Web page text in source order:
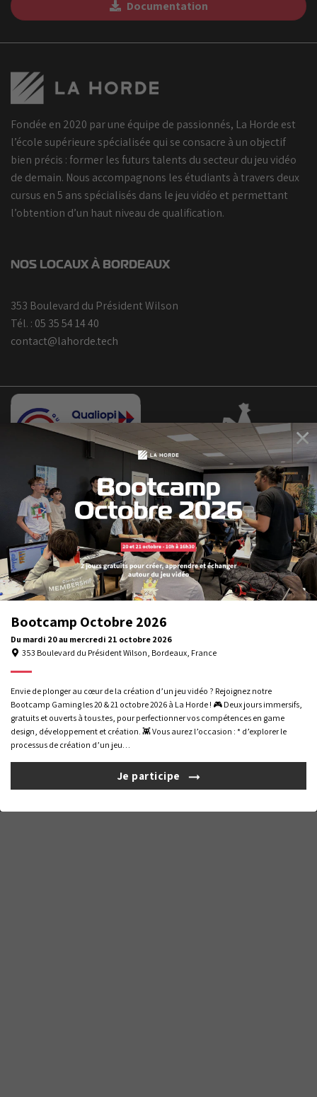
Bootcamp
Bootcamp Octobre 2026
Du mardi 20au mercredi 21 octobre 2026
353 Boulevard du Président Wilson, Bordeaux, France
Envie de plonger au cœur de la création d’un jeu vidéo ? Rejoignez notre
Bootcamp Gaming les 20 & 21 octobre 2026 à La Horde ! 🎮 Deux jours immersifs,
gratuits et ouverts à tous.tes, pour perfectionner vos compétences en game
design, développement et création. 👾 Vous aurez l’occasion : * d’explorer le
processus de création d’un jeu…
Je participe
×
Documentation
Fondée en 2020 par une équipe de passionnés, La Horde est
l’école supérieure spécialisée qui se consacre à un objectif
bien précis : former les futurs talents du secteur du jeu vidéo
de demain. Nous accompagnons les étudiants à travers deux
cursus en 5 ans spécialisés dans le jeu vidéo et permettant
l’obtention d’un haut niveau de qualification.
NOS LOCAUX À BORDEAUX
353 Boulevard du Président Wilson
Tél. : 05 35 54 14 40
contact@lahorde.tech
Gérer la confidentialité Mentions légales Formations professionnelles
Livret
d'accueil
Certificat
Qualiopi
contacter pour organiser votre accueil dans les meilleures conditions.
Nous utilisons des cookies pour vous offrir la meilleure expérience
sur notre site. Pour en savoir plus sur les cookies utilisés, gérez
vos
préférences . Pour plus d'informations,
consultez notre
politique de confidentialité
Tout accepter
Tout refuser